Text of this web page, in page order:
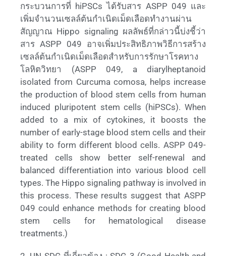
กระบวนการที่ hiPSCs ได้รับสาร ASPP 049 และ
เพิ่มจำนวนเซลล์ต้นกำเนิดเม็ดเลือดทำงานผ่าน
สัญญาณ Hippo signaling ผลลัพธ์ที่กล่าวนี้บ่งชี้ว่า
สาร ASPP 049 อาจเพิ่มประสิทธิภาพวิธีการสร้าง
เซลล์ต้นกำเนิดเม็ดเลือดสำหรับการรักษาโรคทาง
โลหิตวิทยา (ASPP 049, a diarylheptanoid
isolated from Curcuma comosa, helps increase
the production of blood stem cells from human
induced pluripotent stem cells (hiPSCs). When
added to a mix of cytokines, it boosts the
number of early-stage blood stem cells and their
ability to form different blood cells. ASPP 049-
treated cells show better self-renewal and
balanced differentiation into various blood cell
types. The Hippo signaling pathway is involved in
this process. These results suggest that ASPP
049 could enhance methods for creating blood
stem cells for hematological disease
treatments.)